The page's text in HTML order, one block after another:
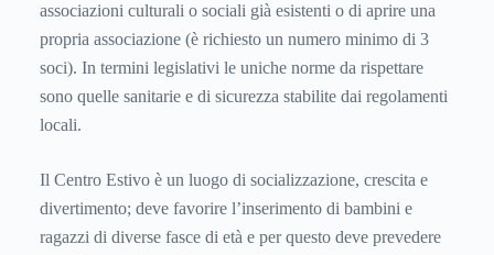
associazioni culturali o sociali già esistenti o di aprire una
propria associazione (è richiesto un numero minimo di 3
soci). In termini legislativi le uniche norme da rispettare
sono quelle sanitarie e di sicurezza stabilite dai regolamenti
locali.
Il Centro Estivo è un luogo di socializzazione, crescita e
divertimento; deve favorire l’inserimento di bambini e
ragazzi di diverse fasce di età e per questo deve prevedere